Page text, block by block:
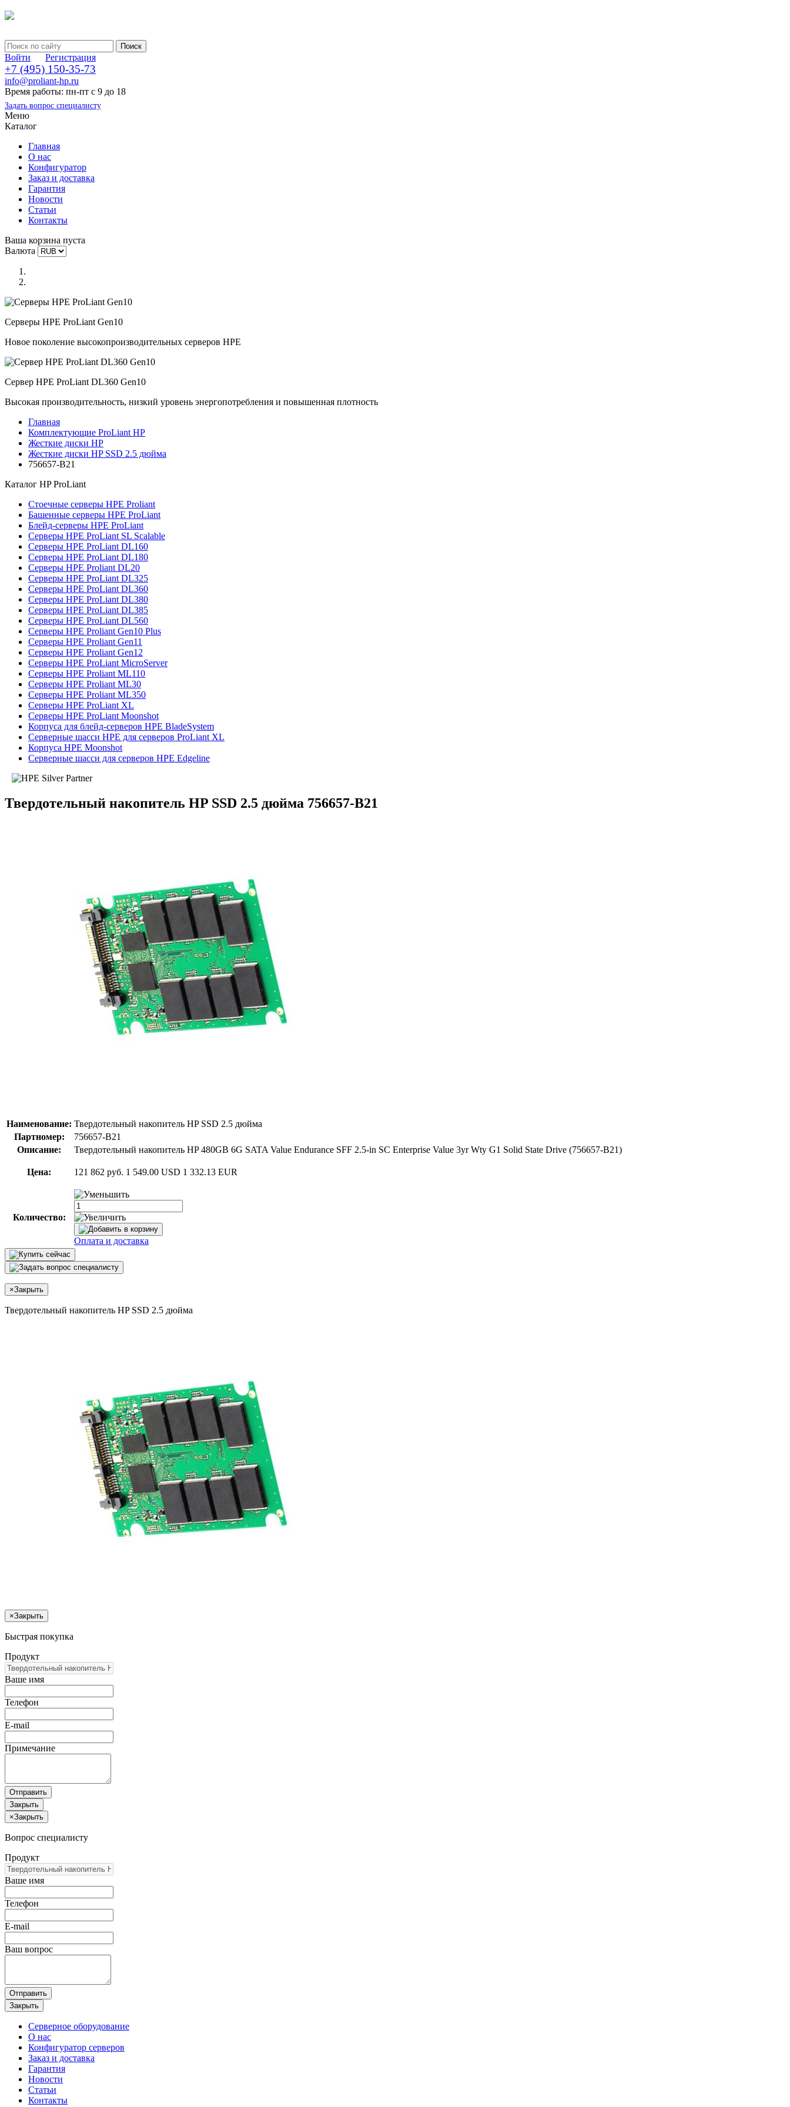
Войти Регистрация
+7 (495) 150-35-73
info@proliant-hp.ru
Время работы: пн-пт с 9 до 18
Задать вопрос специалисту
Меню
Каталог
Главная
О нас
Конфигуратор
Заказ и доставка
Гарантия
Новости
Статьи
Контакты
Ваша корзина пуста
Валюта
Серверы HPE ProLiant Gen10
Новое поколение высокопроизводительных серверов HPE
Сервер HPE ProLiant DL360 Gen10
Высокая производительность, низкий уровень энергопотребления и повышенная плотность
Главная
Комплектующие ProLiant HP
Жесткие диски HP
Жесткие диски HP SSD 2.5 дюйма
756657-B21
Каталог HP ProLiant
Стоечные серверы HPE Proliant
Башенные серверы HPE ProLiant
Блейд-серверы HPE ProLiant
Серверы HPE ProLiant SL Scalable
Серверы HPE ProLiant DL160
Серверы HPE ProLiant DL180
Серверы HPE Proliant DL20
Серверы HPE ProLiant DL325
Серверы HPE ProLiant DL360
Серверы HPE ProLiant DL380
Серверы HPE ProLiant DL385
Серверы HPE ProLiant DL560
Серверы HPE Proliant Gen10 Plus
Серверы HPE Proliant Gen11
Серверы HPE Proliant Gen12
Серверы HPE ProLiant MicroServer
Серверы HPE Proliant ML110
Серверы HPE Proliant ML30
Серверы HPE Proliant ML350
Серверы HPE ProLiant XL
Серверы HPE ProLiant Moonshot
Корпуса для блейд-серверов HPE BladeSystem
Серверные шасси HPE для серверов ProLiant XL
Корпуса HPE Moonshot
Серверные шасси для серверов HPE Edgeline
Твердотельный накопитель HP SSD 2.5 дюйма 756657-B21
Наименование: Твердотельный накопитель HP SSD 2.5 дюйма
Партномер:
756657-B21
Описание:
Твердотельный накопитель HP 480GB 6G SATA Value Endurance SFF 2.5-in SC Enterprise Value 3yr Wty G1 Solid State Drive (756657-B21)
Цена: 121 862 руб. 1 549.00 USD 1 332.13 EUR
Количество:
Оплата и доставка
×Закрыть
Твердотельный накопитель HP SSD 2.5 дюйма
×Закрыть
Быстрая покупка
Продукт
Ваше имя
Телефон
E-mail
Примечание
Отправить
Закрыть
×Закрыть
Вопрос специалисту
Продукт
Ваше имя
Телефон
E-mail
Ваш вопрос
Отправить
Закрыть
Серверное оборудование
О нас
Конфигуратор серверов
Заказ и доставка
Гарантия
Новости
Статьи
Контакты